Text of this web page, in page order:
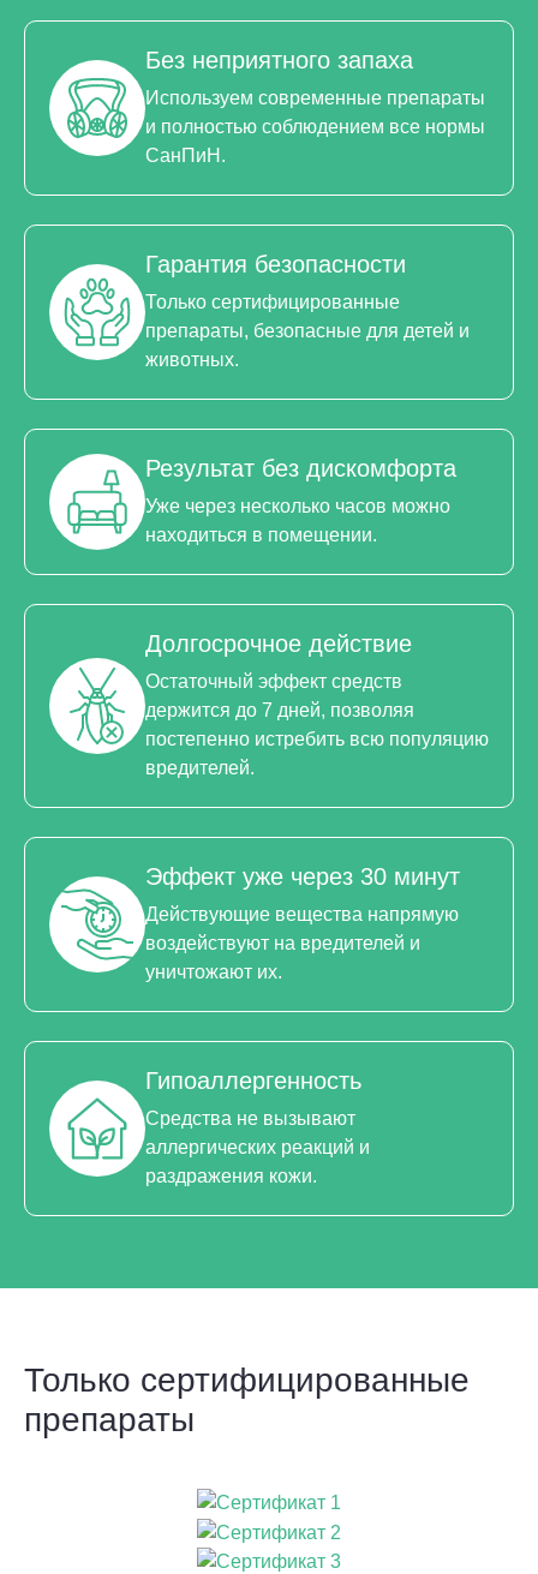
Без неприятного запаха
Используем современные препараты
и полностью соблюдением все нормы
СанПиН.
Гарантия безопасности
Только сертифицированные
препараты, безопасные для детей и
животных.
Результат без дискомфорта
Уже через несколько часов можно
находиться в помещении.
Долгосрочное действие
Остаточный эффект средств
держится до 7 дней, позволяя
постепенно истребить всю популяцию
вредителей.
Эффект уже через 30 минут
Действующие вещества напрямую
воздействуют на вредителей и
уничтожают их.
Гипоаллергенность
Средства не вызывают
аллергических реакций и
раздражения кожи.
Только сертифицированные
препараты